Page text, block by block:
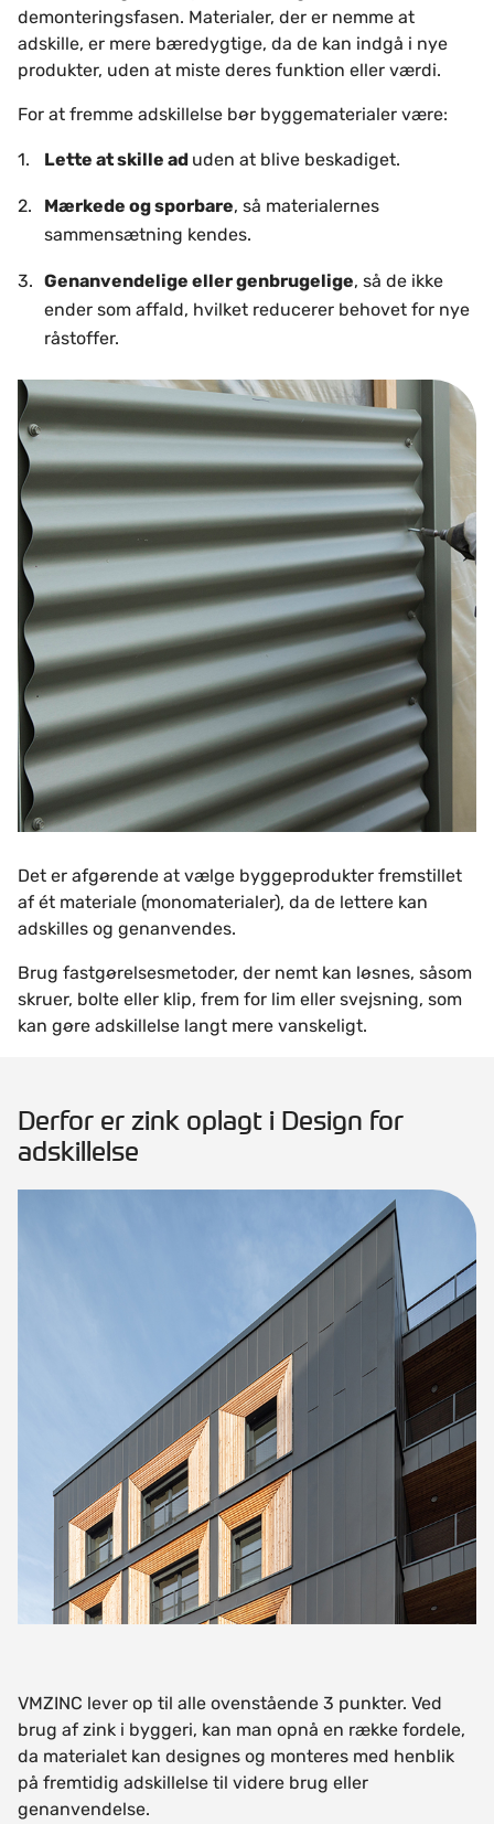
demonteringsfasen. Materialer, der er nemme at
adskille, er mere bæredygtige, da de kan indgå i nye
produkter, uden at miste deres funktion eller værdi.
For at fremme adskillelse bør byggematerialer være:
Lette at skille ad uden at blive beskadiget.
Mærkede og sporbare, så materialernes
sammensætning kendes.
Genanvendelige eller genbrugelige, så de ikke
ender som affald, hvilket reducerer behovet for nye
råstoffer.
Det er afgørende at vælge byggeprodukter fremstillet
af ét materiale (monomaterialer), da de lettere kan
adskilles og genanvendes.
Brug fastgørelsesmetoder, der nemt kan løsnes, såsom
skruer, bolte eller klip, frem for lim eller svejsning, som
kan gøre adskillelse langt mere vanskeligt.
Derfor er zink oplagt i Design for
adskillelse
VMZINC lever op til alle ovenstående 3 punkter. Ved
brug af zink i byggeri, kan man opnå en række fordele,
da materialet kan designes og monteres med henblik
på fremtidig adskillelse til videre brug eller
genanvendelse.